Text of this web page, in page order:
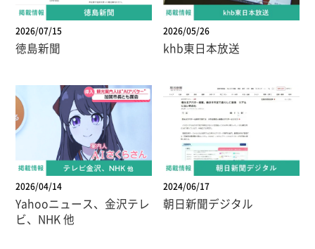
2026/07/15
徳島新聞
2026/05/26
khb東日本放送
2026/04/14
Yahooニュース、金沢テレ
ビ、NHK 他
2024/06/17
朝日新聞デジタル